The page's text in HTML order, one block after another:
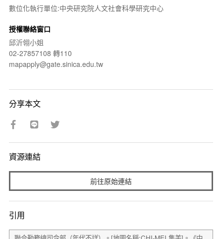
數位化執行單位:中央研究院人文社會科學研究中心
授權聯絡窗口
邱沂翎小姐
02-27857108 轉110
mapapply@gate.sinica.edu.tw
分享本文
資源連結
前往原始連結
引用